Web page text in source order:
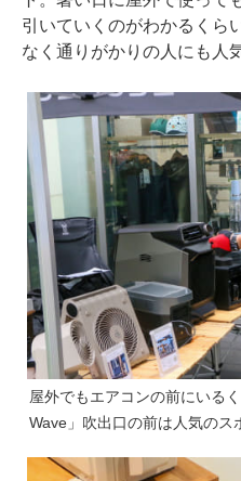
引いていくのがわかるくら
なく通りがかりの人にも人
屋外でもエアコンの前にいる
Wave」吹出口の前は人気のス